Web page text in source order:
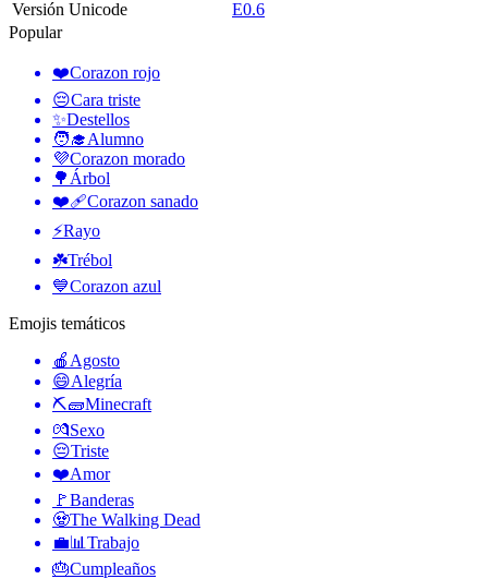
Versión Unicode
E0.6
Popular
❤️Corazon rojo
😔Cara triste
✨Destellos
🧑‍🎓Alumno
💜Corazon morado
🌳 Árbol
❤️‍🩹Corazon sanado
⚡Rayo
☘️Trébol
💙Corazon azul
Emojis temáticos
🍎 Agosto
😄Alegría
⛏🧱Minecraft
💏Sexo
😔Triste
❤️Amor
🚩Banderas
🧟The Walking Dead
💼📊 Trabajo
🎂Cumpleaños